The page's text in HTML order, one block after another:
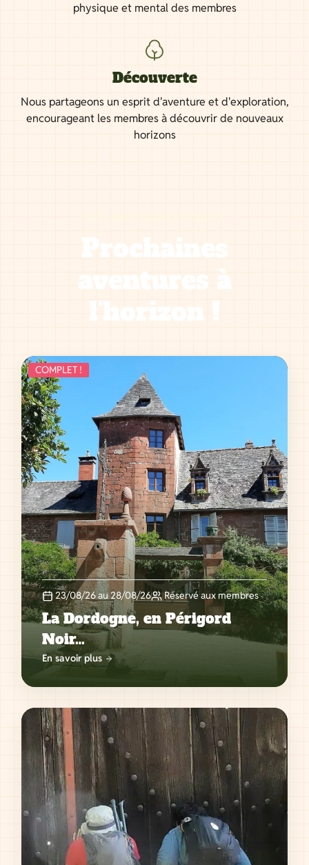
physique et mental des membres
Découverte
Nous partageons un esprit d'aventure et d'exploration,
encourageant les membres à découvrir de nouveaux
horizons
Prochaines
aventures à
l'horizon !
COMPLET !
23/08/26 au 28/08/26 Réservé aux membres
La Dordogne, en Périgord
Noir…
En savoir plus